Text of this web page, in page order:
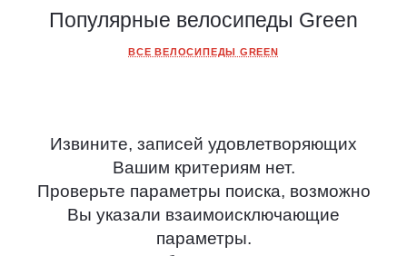
Популярные велосипеды Green
ВСЕ ВЕЛОСИПЕДЫ GREEN
Извините, записей удовлетворяющих
Вашим критериям нет.
Проверьте параметры поиска, возможно
Вы указали взаимоисключающие
параметры.